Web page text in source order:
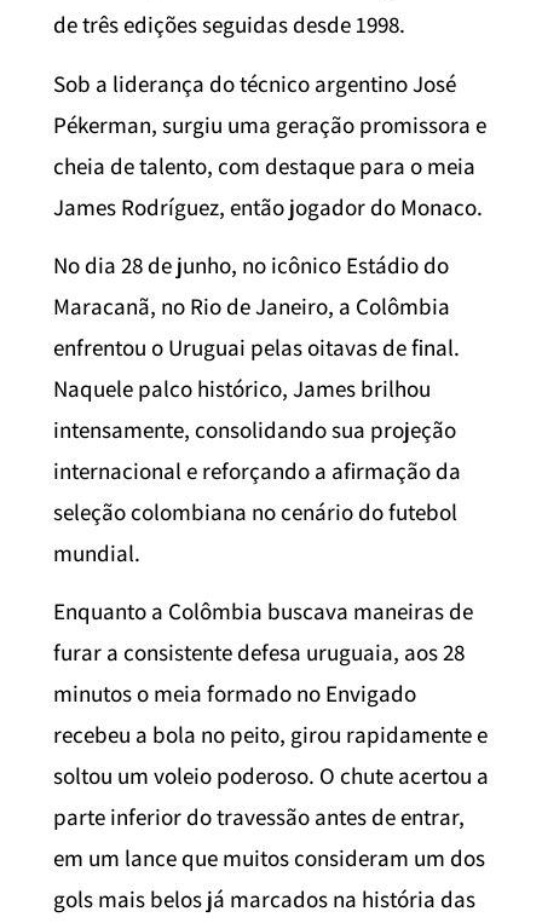
de três edições seguidas desde 1998.
Sob a liderança do técnico argentino José
Pékerman, surgiu uma geração promissora e
cheia de talento, com destaque para o meia
James Rodríguez, então jogador do Monaco.
No dia 28 de junho, no icônico Estádio do
Maracanã, no Rio de Janeiro, a Colômbia
enfrentou o Uruguai pelas oitavas de final.
Naquele palco histórico, James brilhou
intensamente, consolidando sua projeção
internacional e reforçando a afirmação da
seleção colombiana no cenário do futebol
mundial.
Enquanto a Colômbia buscava maneiras de
furar a consistente defesa uruguaia, aos 28
minutos o meia formado no Envigado
recebeu a bola no peito, girou rapidamente e
soltou um voleio poderoso. O chute acertou a
parte inferior do travessão antes de entrar,
em um lance que muitos consideram um dos
gols mais belos já marcados na história das